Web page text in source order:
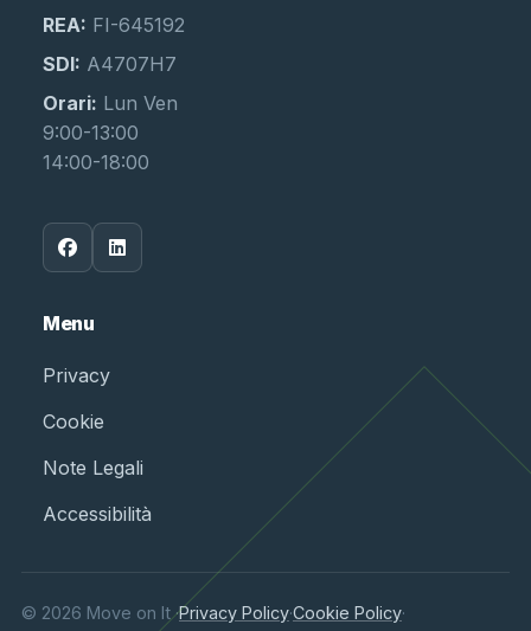
REA: FI-645192
SDI: A4707H7
Orari: Lun Ven
9:00-13:00
14:00-18:00
Menu
Privacy
Cookie
Note Legali
Accessibilità
© 2026 Move on It ·Privacy Policy·Cookie Policy·